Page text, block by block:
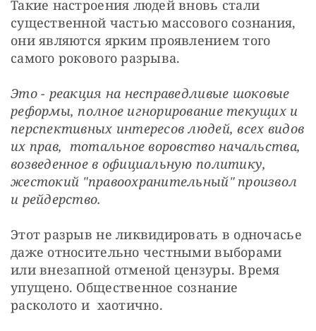
Такие настроения людей вновь стали
существенной частью массового сознания,
они являются ярким проявлением того
самого рокового разрыва.
Это - реакция на несправедливые шоковые
реформы, полное игнорирование текущих и
перспективных интересов людей, всех видов
их прав,  тотальное воровство начальства,
возведенное в официальную политику,
жестокий "правоохранительный" произвол
и рейдерство.
Этот разрыв не ликвидировать в одночасье
даже относительно честными выборами
или внезапной отменой цензуры. Время
упущено. Общественное сознание
расколото и  хаотично.